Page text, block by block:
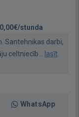
stunda
Santehnikas darbi,
celtniecīb...
lasīt
WhatsApp